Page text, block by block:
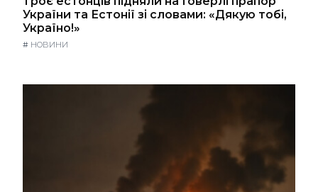
України та Естонії зі словами: «Дякую тобі,
Україно!»
# НОВИНИ